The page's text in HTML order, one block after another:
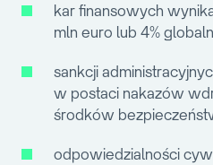
kar finansowych
mln euro lub 4%
sankcji
w postaci nakazów
środków
odpowiedzialności